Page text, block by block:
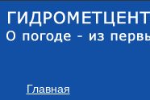
Главная